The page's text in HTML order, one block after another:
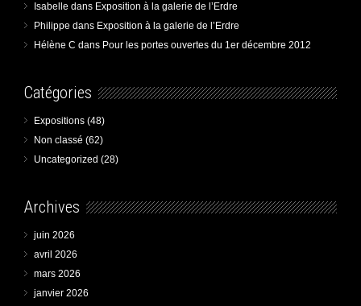
Isabelle dans Exposition à la galerie de l’Erdre
Philippe dans Exposition à la galerie de l’Erdre
Hélène C dans Pour les portes ouvertes du 1er décembre 2012
Catégories
Expositions (48)
Non classé (62)
Uncategorized (28)
Archives
juin 2026
avril 2026
mars 2026
janvier 2026